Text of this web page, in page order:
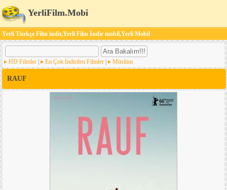
YerliFilm.Mobi
Yerli Türkçe Film indir,Yerli Film İndir mobil,Yerli Mobil
HD Filmler En Çok İndirilen Filmler Müslüm
RAUF